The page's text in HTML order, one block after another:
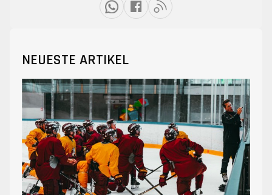
NEUESTE ARTIKEL